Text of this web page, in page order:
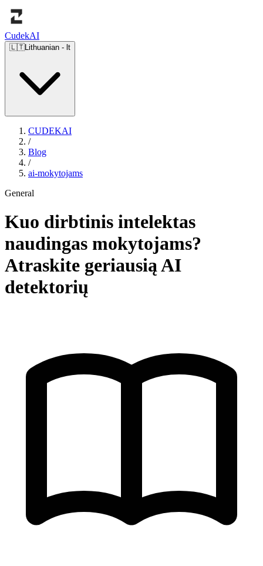
CudekAI
🇱🇹Lithuanian - lt
CUDEKAI
/
Blog
/
ai-mokytojams
General
Kuo dirbtinis intelektas
naudingas mokytojams?
Atraskite geriausią AI
detektorių